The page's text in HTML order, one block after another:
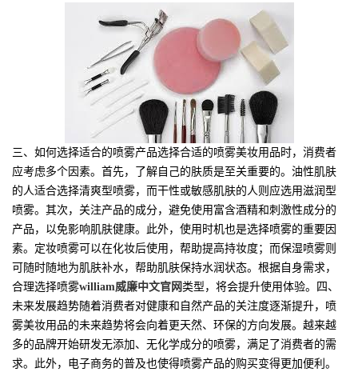
三、如何选择适合的喷雾产品选择合适的喷雾美妆用品时，消费者
应考虑多个因素。首先，了解自己的肤质是至关重要的。油性肌肤
的人适合选择清爽型喷雾，而干性或敏感肌肤的人则应选用滋润型
喷雾。其次，关注产品的成分，避免使用富含酒精和刺激性成分的
产品，以免影响肌肤健康。此外，使用时机也是选择喷雾的重要因
素。定妆喷雾可以在化妆后使用，帮助提高持妆度；而保湿喷雾则
可随时随地为肌肤补水，帮助肌肤保持水润状态。根据自身需求，
合理选择喷雾william威廉中文官网 类型，将会提升使用体验。四、
未来发展趋势随着消费者对健康和自然产品的关注度逐渐提升，喷
雾美妆用品的未来趋势将会向着更天然、环保的方向发展。越来越
多的品牌开始研发无添加、无化学成分的喷雾，满足了消费者的需
求。此外，电子商务的普及也使得喷雾产品的购买变得更加便利。